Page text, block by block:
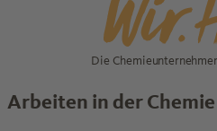
Die
Arbeiten in der Chemie